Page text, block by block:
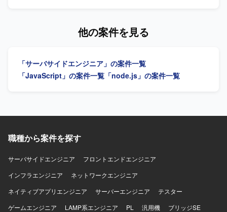
結合テストフェーズにおけるバグ改修を通じて、既存機能
Salesforce Commerce Cloudを基盤としたECサイトにおい
て、Node.js上でJavaScriptを用いた開発を行います。
となっております。そのため、フロントエンドとバックエ
引するテックリード候補を募集しております。 【作業内
容】 AI音声プロダクトにおけるフロントエンドとバックエ
装を担当していただきます。顧客環境で発生する不具合や
だきます。プロダクトの成長や顧客価値を踏まえた技術課
題と開発優先順位の整理、プロダクトマネージャーやプロ
ジェクトマネージャーとの要件整理、仕様検討を行ってい
ただきます。アーキテクチャ設計、技術選定、リファクタ
リング方針の策定や、コードレビュー、設計レビューを通
ロセスやチーム内の役割分担、情報共有方法の改善、チー
ムメンバーへの技術的な支援やナレッジ共有を行っていた
他の案件を見る
「サーバサイドエンジニア」の案件一覧
「JavaScript」の案件一覧 「node.js」の案件一覧
職種から案件を探す
サーバサイドエンジニア
フロントエンドエンジニア
インフラエンジニア
ネットワークエンジニア
ネイティブアプリエンジニア
サーバーエンジニア
テスター
ゲームエンジニア
LAMP系エンジニア PL 汎用機
ブリッジSE